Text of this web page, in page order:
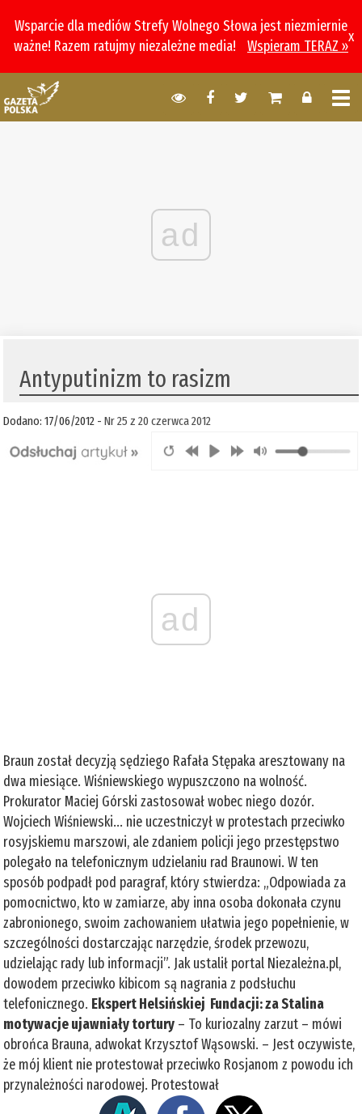
Wsparcie dla mediów Strefy Wolnego Słowa jest niezmiernie
ważne! Razem ratujmy niezależne media!
Wspieram TERAZ »
x
ad
Antyputinizm to rasizm
Dodano: 17/06/2012 -Nr 25 z 20 czerwca 2012
ad
Braun został decyzją sędziego Rafała Stępaka aresztowany na
dwa miesiące. Wiśniewskiego wypuszczono na wolność.
Prokurator Maciej Górski zastosował wobec niego dozór.
Wojciech Wiśniewski... nie uczestniczył w protestach przeciwko
rosyjskiemu marszowi, ale zdaniem policji jego przestępstwo
polegało na telefonicznym udzielaniu rad Braunowi. W ten
sposób podpadł pod paragraf, który stwierdza: „Odpowiada za
pomocnictwo, kto w zamiarze, aby inna osoba dokonała czynu
zabronionego, swoim zachowaniem ułatwia jego popełnienie, w
szczególności dostarczając narzędzie, środek przewozu,
udzielając rady lub informacji”. Jak ustalił portal Niezależna.pl,
dowodem przeciwko kibicom są nagrania z podsłuchu
telefonicznego. Ekspert Helsińskiej Fundacji: za Stalina
motywacje ujawniały tortury – To kuriozalny zarzut – mówi
obrońca Brauna, adwokat Krzysztof Wąsowski. – Jest oczywiste,
że mój klient nie protestował przeciwko Rosjanom z powodu ich
przynależności narodowej. Protestował